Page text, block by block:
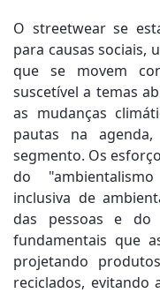
O streetwear se
para causas sociais,
que se movem
suscetível a temas
as mudanças
pautas na
segmento. Os
do
inclusiva de
das pessoas e do
fundamentais que
projetando
reciclados, evitando